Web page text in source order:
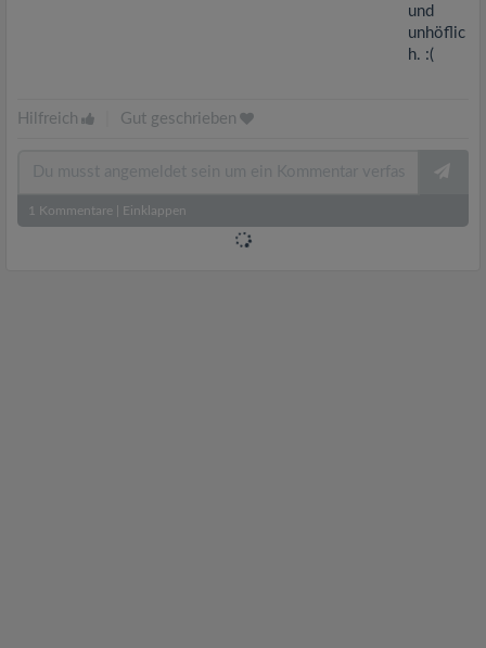
und
unhöflic
h. :(
Hilfreich Gut geschrieben
1 Kommentare Einklappen